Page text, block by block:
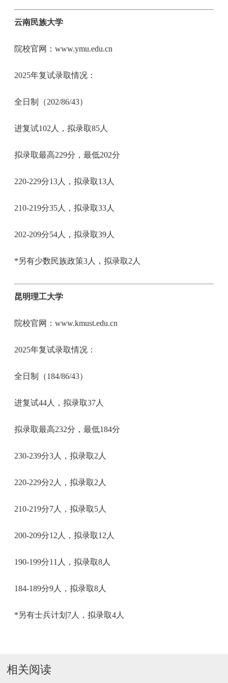
云南民族大学
院校官网：www.ymu.edu.cn
2025年复试录取情况：
全日制（202/86/43）
进复试102人，拟录取85人
拟录取最高229分，最低202分
220-229分13人，拟录取13人
210-219分35人，拟录取33人
202-209分54人，拟录取39人
*另有少数民族政策3人，拟录取2人
昆明理工大学
院校官网：www.kmust.edu.cn
2025年复试录取情况：
全日制（184/86/43）
进复试44人，拟录取37人
拟录取最高232分，最低184分
230-239分3人，拟录取2人
220-229分2人，拟录取2人
210-219分7人，拟录取5人
200-209分12人，拟录取12人
190-199分11人，拟录取8人
184-189分9人，拟录取8人
*另有士兵计划7人，拟录取4人
相关阅读